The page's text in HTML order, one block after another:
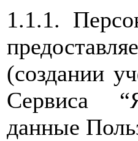
1.1.1.
(создании
Сервиса
данные